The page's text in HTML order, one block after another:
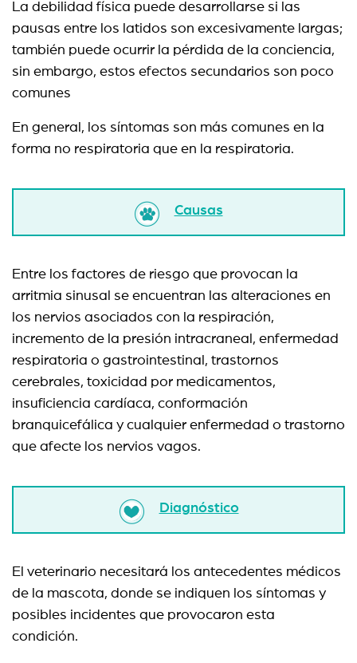
La debilidad física puede desarrollarse si las
pausas entre los latidos son excesivamente largas;
también puede ocurrir la pérdida de la conciencia,
sin embargo, estos efectos secundarios son poco
comunes
En general, los síntomas son más comunes en la
forma no respiratoria que en la respiratoria.
Causas
Entre los factores de riesgo que provocan la
arritmia sinusal se encuentran las alteraciones en
los nervios asociados con la respiración,
incremento de la presión intracraneal, enfermedad
respiratoria o gastrointestinal, trastornos
cerebrales, toxicidad por medicamentos,
insuficiencia cardíaca, conformación
branquicefálica y cualquier enfermedad o trastorno
que afecte los nervios vagos.
Diagnóstico
El veterinario necesitará los antecedentes médicos
de la mascota, donde se indiquen los síntomas y
posibles incidentes que provocaron esta
condición.